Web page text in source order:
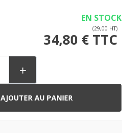
EN STOCK
(29,00 HT)
34,80 € TTC

AJOUTER AU PANIER